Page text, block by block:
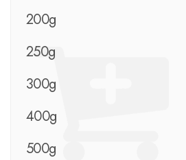
200g
250g
300g
400g
500g